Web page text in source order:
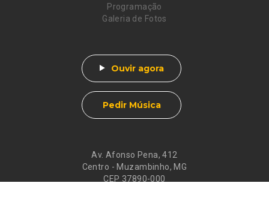
Av. Afonso Pena, 412
Centro - Muzambinho, MG
CEP 37890-000
Programação
Galeria de Fotos
Ouvir agora
Pedir Música